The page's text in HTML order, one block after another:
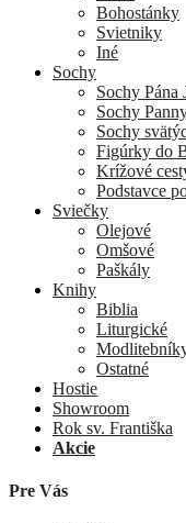
Bohostánky
Svietniky
Iné
Sochy
Sochy Pána
Sochy
Sochy
Figúrky do
Krížové
Podstavce
Sviečky
Olejové
Omšové
Paškály
Knihy
Biblia
Liturgické
Ostatné
Hostie
Showroom
Rok sv. Františka
Akcie
Pre Vás